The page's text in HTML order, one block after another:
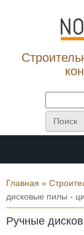
Вы здесь
Главная »
дисковые пилы -
Ручные